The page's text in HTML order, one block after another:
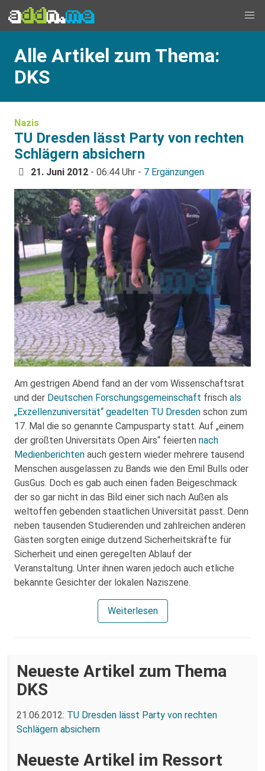
Alle Artikel zum Thema:
DKS
Nazis
TU Dresden lässt Party von rechten
Schlägern absichern
21. Juni 2012 - 06:44 Uhr - 7 Ergänzungen
Am gestrigen Abend fand an der vom Wissenschaftsrat
und der Deutschen Forschungsgemeinschaft frisch als
„Exzellenzuniversität“ geadelten TU Dresden schon zum
17. Mal die so genannte Campusparty statt. Auf „einem
der größten Universitäts Open Airs“ feierten nach
Medienberichten auch gestern wieder mehrere tausend
Menschen ausgelassen zu Bands wie den Emil Bulls oder
GusGus. Doch es gab auch einen faden Beigeschmack
der so gar nicht in das Bild einer sich nach Außen als
weltoffen gebenden staatlichen Universität passt. Denn
neben tausenden Studierenden und zahlreichen anderen
Gästen sorgten einige dutzend Sicherheitskräfte für
Sicherheit und einen geregelten Ablauf der
Veranstaltung. Unter ihnen waren jedoch auch etliche
bekannte Gesichter der lokalen Naziszene.
Weiterlesen
Neueste Artikel zum Thema
DKS
21.06.2012: TU Dresden lässt Party von rechten
Schlägern absichern
Neueste Artikel im Ressort